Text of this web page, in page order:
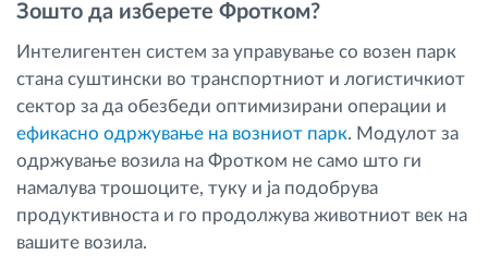
Зошто да изберете Фротком?
Интелигентен систем за управување со возен парк
стана суштински во транспортниот и логистичкиот
сектор за да обезбеди оптимизирани операции и
ефикасно одржување на возниот парк. Модулот за
одржување возила на Фротком не само што ги
намалува трошоците, туку и ја подобрува
продуктивноста и го продолжува животниот век на
вашите возила.